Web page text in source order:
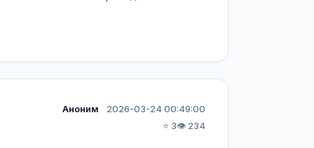
Аноним
2026-03-24 00:49:00
⭐ 3👁️ 234